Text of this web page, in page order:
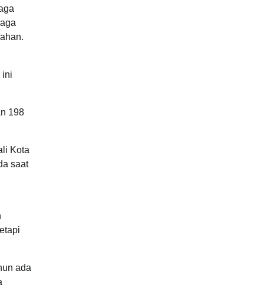
ini
198
Kota
saat
ada